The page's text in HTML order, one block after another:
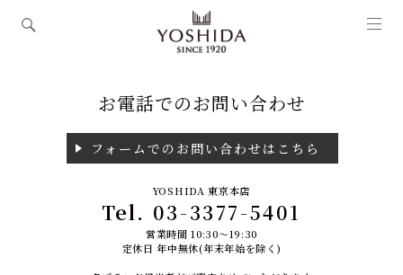
お電話でのお問い合わせ
フォームでのお問い合わせはこちら
YOSHIDA 東京本店
Tel. 03-3377-5401
営業時間 10:30～19:30
定休日 年中無休(年末年始を除く)